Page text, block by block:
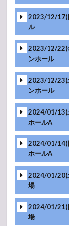
MC
-アンコ
MC
MC
-アンコ
MC
MC
-アンコ
MC
MC
-アンコ
MC
MC
MC
-アンコ
MC
MC
MC
-アンコ
MC
MC
MC
MC
-アンコ
MC
MC
MC
MC
MC
MC
MC
MC
2023/12/17(
ル
MC
MC
MC
2023/12/22(
ンホール
MC
MC
2023/12/23(
ンホール
MC
MC
2024/01/13(
ホールA
2024/01/14(
ホールA
2024/01/20(
場
2024/01/21(
場